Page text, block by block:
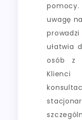
pomocy.
uwagę
ułatwia
osób z
Klienci